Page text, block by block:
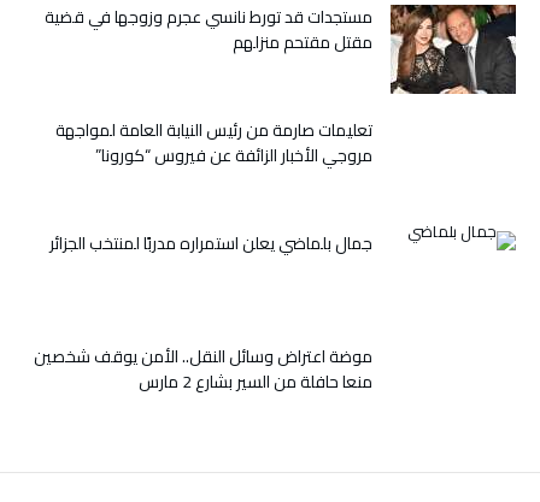
مستجدات قد تورط نانسي عجرم وزوجها في قضية
مقتل مقتحم منزلهم
تعليمات صارمة من رئيس النيابة العامة لمواجهة
مروجي الأخبار الزائفة عن فيروس “كورونا”
جمال بلماضي يعلن استمراره مدربًا لمنتخب الجزائر
موضة اعتراض وسائل النقل.. الأمن يوقف شخصين
منعا حافلة من السير بشارع 2 مارس